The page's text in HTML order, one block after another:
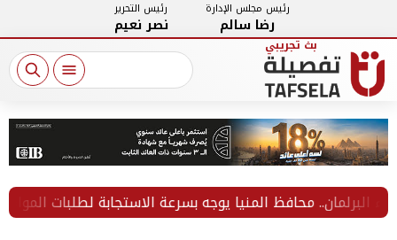
رئيس مجلس الإدارة
رضا سالم
رئيس التحرير
نصر نعيم
محافظ المنيا يوجه بسرعة الاستجابة لطلبات المواطنين